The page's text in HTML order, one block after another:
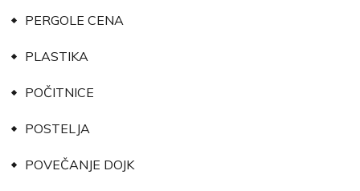
PERGOLE CENA
PLASTIKA
POČITNICE
POSTELJA
POVEČANJE DOJK